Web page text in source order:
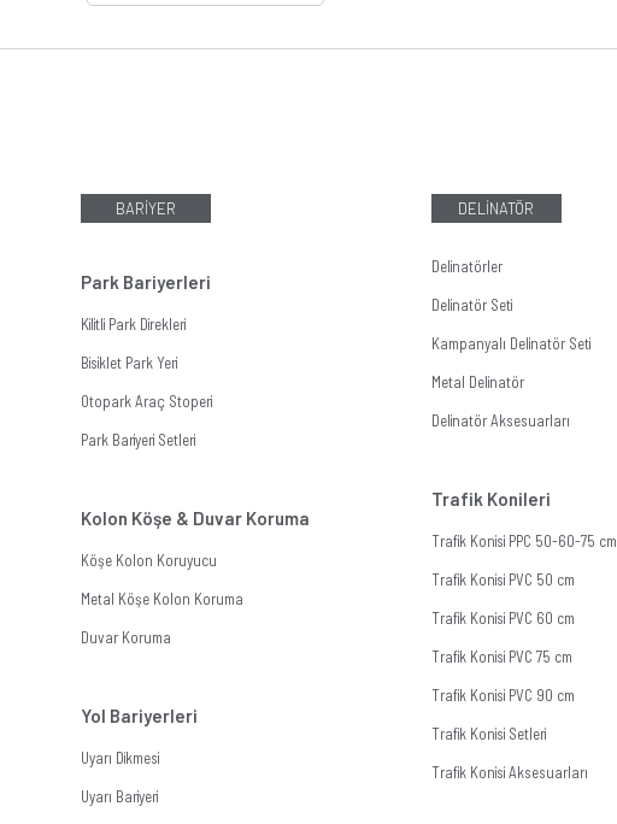
BARİYER
Park Bariyerleri
Kilitli Park Direkleri
Bisiklet Park Yeri
Otopark Araç Stoperi
Park Bariyeri Setleri
Kolon Köşe & Duvar Koruma
Köşe Kolon Koruyucu
Metal Köşe Kolon Koruma
Duvar Koruma
Yol Bariyerleri
Uyarı Dikmesi
Uyarı Bariyeri
DELİNATÖR
Delinatörler
Delinatör Seti
Kampanyalı Delinatör Seti
Metal Delinatör
Delinatör Aksesuarları
Trafik Konileri
Trafik Konisi PPC 50-60-75 cm
Trafik Konisi PVC 50 cm
Trafik Konisi PVC 60 cm
Trafik Konisi PVC 75 cm
Trafik Konisi PVC 90 cm
Trafik Konisi Setleri
Trafik Konisi Aksesuarları